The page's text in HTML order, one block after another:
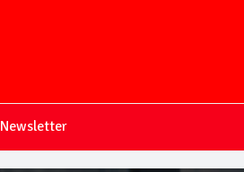
Newsletter